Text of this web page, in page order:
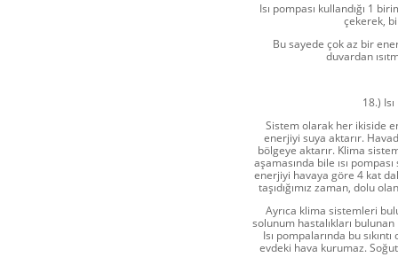
Isı pompası kullandığı 1
çekerek,
Bu sayede çok az bir
duvardan
18.)
Sistem olarak her ikiside
enerjiyi suya aktarır.
bölgeye aktarır. Klima
aşamasında bile ısı
enerjiyi havaya göre 4 kat
taşıdığımız zaman, dolu
Ayrıca klima sistemleri
solunum hastalıkları
Isı pompalarında bu
evdeki hava kurumaz.